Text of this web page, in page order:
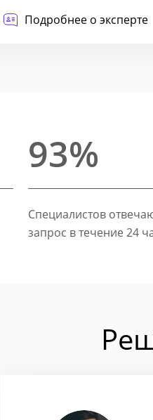
Стратегия выхода на рынок
Подробнее о эксперте
93%
Специалистов
запрос в течение 24